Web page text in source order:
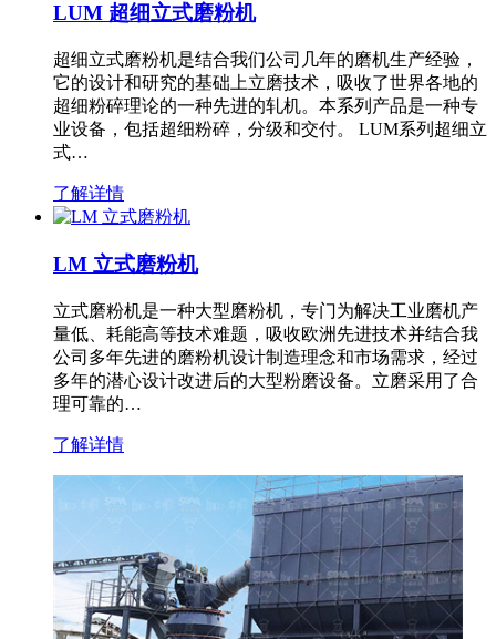
LUM 超细立式磨粉机
超细立式磨粉机是结合我们公司几年的磨机生产经验，
它的设计和研究的基础上立磨技术，吸收了世界各地的
超细粉碎理论的一种先进的轧机。本系列产品是一种专
业设备，包括超细粉碎，分级和交付。 LUM系列超细立
式…
了解详情
LM 立式磨粉机
立式磨粉机是一种大型磨粉机，专门为解决工业磨机产
量低、耗能高等技术难题，吸收欧洲先进技术并结合我
公司多年先进的磨粉机设计制造理念和市场需求，经过
多年的潜心设计改进后的大型粉磨设备。立磨采用了合
理可靠的…
了解详情